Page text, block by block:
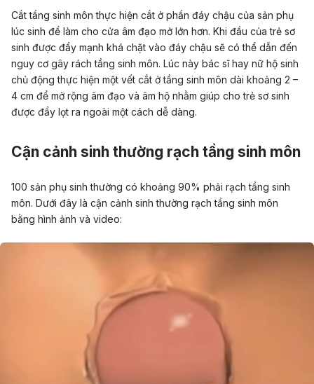
Cắt tầng sinh môn thực hiện cắt ở phần đáy chậu của sản phụ
lúc sinh để làm cho cửa âm đạo mở lớn hơn. Khi đầu của trẻ sơ
sinh được đẩy mạnh khá chặt vào đáy chậu sẽ có thể dẫn đến
nguy cơ gây rách tầng sinh môn. Lúc này bác sĩ hay nữ hộ sinh
chủ động thực hiện một vết cắt ở tầng sinh môn dài khoảng 2 –
4 cm để mở rộng âm đạo và âm hộ nhằm giúp cho trẻ sơ sinh
được đẩy lọt ra ngoài một cách dễ dàng.
Cận cảnh sinh thường rạch tầng sinh môn
100 sản phụ sinh thường có khoảng 90% phải rạch tầng sinh
môn. Dưới đây là cận cảnh sinh thường rạch tầng sinh môn
bằng hình ảnh và video: